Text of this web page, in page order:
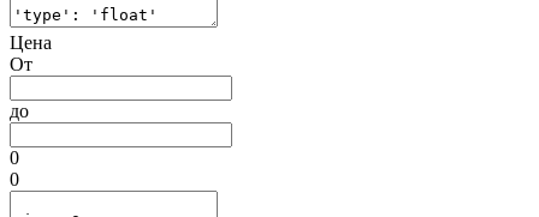
Цена
От
до
0
0